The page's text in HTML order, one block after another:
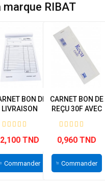
RIBAT
BON DE
LIVRAISON
2,100 TND
Commander
CARNET BON DE
REÇU 30F AVEC
0,960 TND
Commander